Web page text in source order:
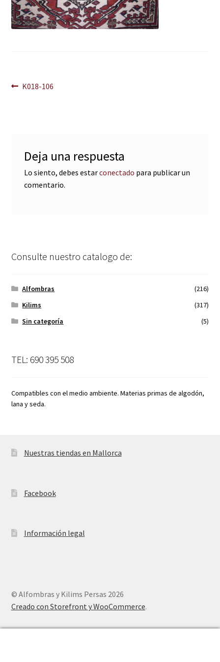
Navegación
Anterior:
K018-106
Deja una respuesta
Lo siento, debes estarconectado para publicar un
comentario.
Consulte nuestro catalogo de:
Alfombras
(216)
Kilims
(317)
Sin categoría
(5)
TEL: 690 395 508
Compatibles con el medio ambiente. Materias primas de algodón,
lana y seda.
Nuestras tiendas en Mallorca
Facebook
Información legal
© Alfombras y Kilims Persas 2026
Creado con Storefront y WooCommerce.